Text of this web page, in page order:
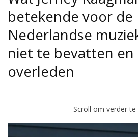
betekende voor de
Nederlandse
niet te bevatten en
overleden
Scroll om verder te